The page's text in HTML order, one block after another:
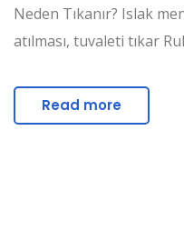
Neden Tıkanır? Islak
atılması, tuvaleti tıkar
Read more